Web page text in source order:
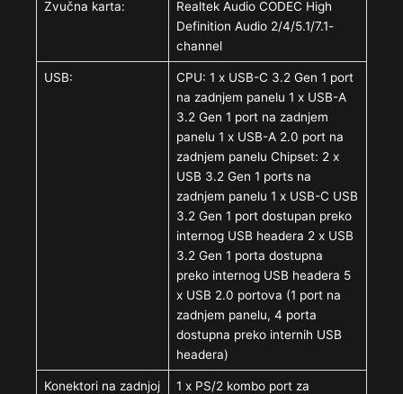
Zvučna karta:
Realtek Audio CODEC High
Definition Audio 2/4/5.1/7.1-
channel
USB:
CPU: 1 x USB-C 3.2 Gen 1 port
na zadnjem panelu 1 x USB-A
3.2 Gen 1 port na zadnjem
panelu 1 x USB-A 2.0 port na
zadnjem panelu Chipset: 2 x
USB 3.2 Gen 1 ports na
zadnjem panelu 1 x USB-C USB
3.2 Gen 1 port dostupan preko
internog USB headera 2 x USB
3.2 Gen 1 porta dostupna
preko internog USB headera 5
x USB 2.0 portova (1 port na
zadnjem panelu, 4 porta
dostupna preko internih USB
headera)
Konektori na zadnjoj
1 x PS/2 kombo port za